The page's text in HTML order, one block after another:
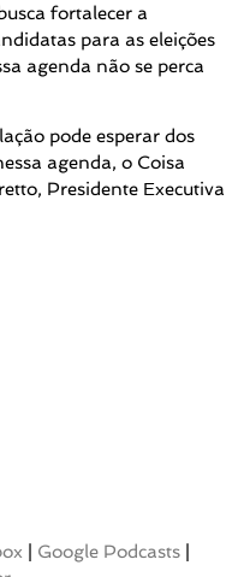
fortalecer a
para as eleições
agenda não se perca
pode esperar dos
agenda, o Coisa
Presidente Executiva
| Google Podcasts |